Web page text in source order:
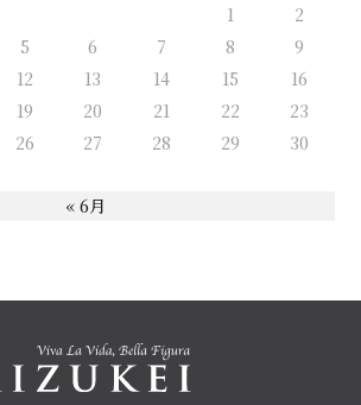
1
2
5 6 7 8
9
12 13 14 15
16
19 20 21 22
23
26 27 28 29
30
« 6月